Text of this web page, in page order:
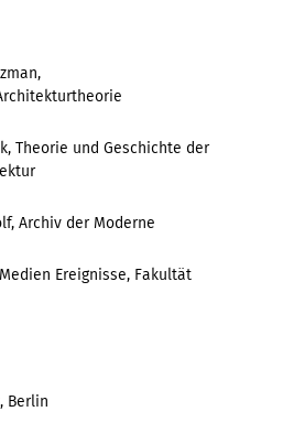
Theorie und Geschichte der
Archiv der Moderne
Ereignisse, Fakultät
Berlin